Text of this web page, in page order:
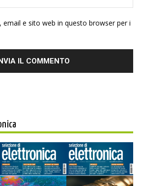
email e sito web in questo browser per i